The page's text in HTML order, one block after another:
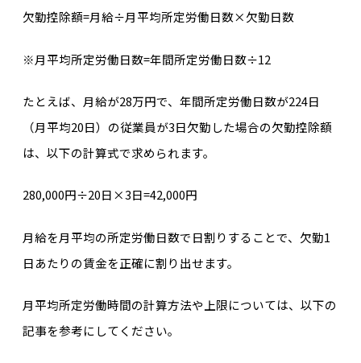
欠勤控除額=月給÷月平均所定労働日数×欠勤日数
※月平均所定労働日数=年間所定労働日数÷12
たとえば、月給が28万円で、年間所定労働日数が224日
（月平均20日）の従業員が3日欠勤した場合の欠勤控除額
は、以下の計算式で求められます。
280,000円÷20日×3日=42,000円
月給を月平均の所定労働日数で日割りすることで、欠勤1
日あたりの賃金を正確に割り出せます。
月平均所定労働時間の計算方法や上限については、以下の
記事を参考にしてください。